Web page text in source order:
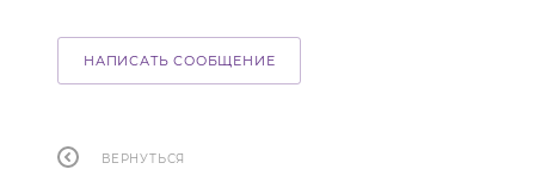
НАПИСАТЬ СООБЩЕНИЕ
ВЕРНУТЬСЯ